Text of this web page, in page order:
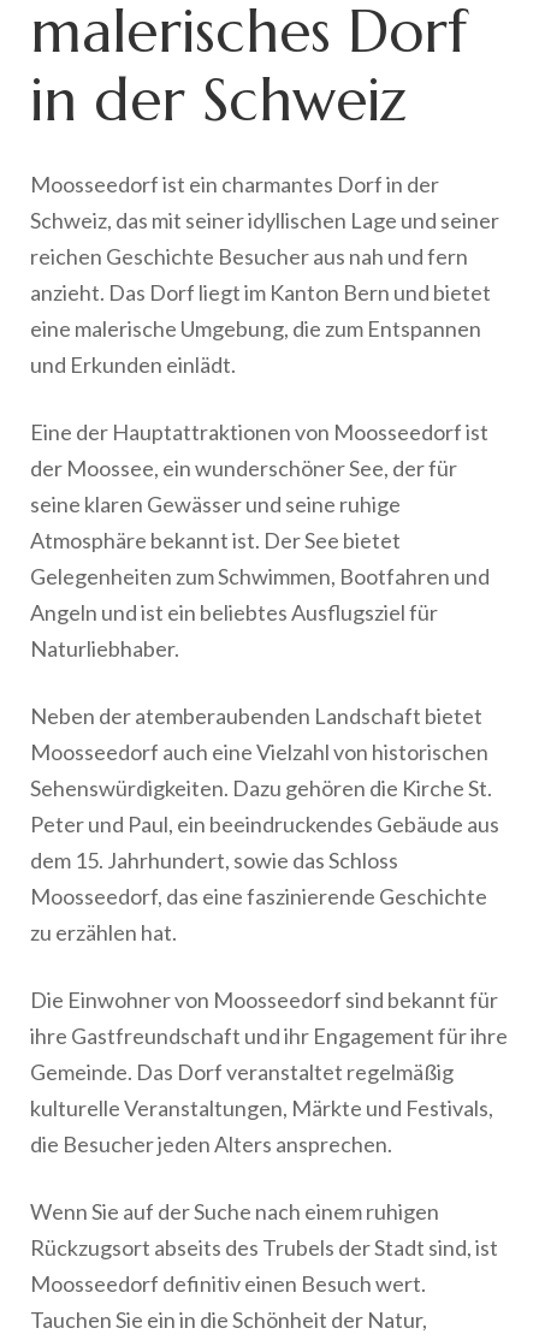
malerisches Dorf
in der Schweiz
Moosseedorf ist ein charmantes Dorf in der
Schweiz, das mit seiner idyllischen Lage und seiner
reichen Geschichte Besucher aus nah und fern
anzieht. Das Dorf liegt im Kanton Bern und bietet
eine malerische Umgebung, die zum Entspannen
und Erkunden einlädt.
Eine der Hauptattraktionen von Moosseedorf ist
der Moossee, ein wunderschöner See, der für
seine klaren Gewässer und seine ruhige
Atmosphäre bekannt ist. Der See bietet
Gelegenheiten zum Schwimmen, Bootfahren und
Angeln und ist ein beliebtes Ausflugsziel für
Naturliebhaber.
Neben der atemberaubenden Landschaft bietet
Moosseedorf auch eine Vielzahl von historischen
Sehenswürdigkeiten. Dazu gehören die Kirche St.
Peter und Paul, ein beeindruckendes Gebäude aus
dem 15. Jahrhundert, sowie das Schloss
Moosseedorf, das eine faszinierende Geschichte
zu erzählen hat.
Die Einwohner von Moosseedorf sind bekannt für
ihre Gastfreundschaft und ihr Engagement für ihre
Gemeinde. Das Dorf veranstaltet regelmäßig
kulturelle Veranstaltungen, Märkte und Festivals,
die Besucher jeden Alters ansprechen.
Wenn Sie auf der Suche nach einem ruhigen
Rückzugsort abseits des Trubels der Stadt sind, ist
Moosseedorf definitiv einen Besuch wert.
Tauchen Sie ein in die Schönheit der Natur,